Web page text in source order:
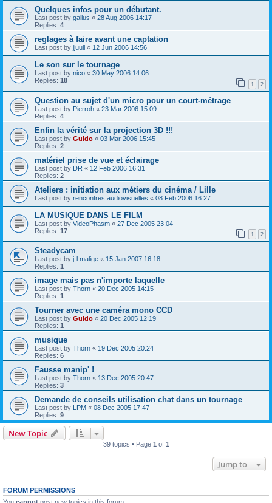
Quelques infos pour un débutant.
Last post by gallus « 28 Aug 2006 14:17
Replies: 4
reglages à faire avant une captation
Last post by jjuull « 12 Jun 2006 14:56
Le son sur le tournage
Last post by nico « 30 May 2006 14:06
Replies: 18 1 2
Question au sujet d'un micro pour un court-métrage
Last post by Pierroh « 23 Mar 2006 15:09
Replies: 4
Enfin la vérité sur la projection 3D !!!
Last post by Guido « 03 Mar 2006 15:45
Replies: 2
matériel prise de vue et éclairage
Last post by DR « 12 Feb 2006 16:31
Replies: 2
Ateliers : initiation aux métiers du cinéma / Lille
Last post by rencontres audiovisuelles « 08 Feb 2006 16:27
LA MUSIQUE DANS LE FILM
Last post by VideoPhasm « 27 Dec 2005 23:04
Replies: 17 1 2
Steadycam
Last post by j-l malige « 15 Jan 2007 16:18
Replies: 1
image mais pas n'importe laquelle
Last post by Thorn « 20 Dec 2005 14:15
Replies: 1
Tourner avec une caméra mono CCD
Last post by Guido « 20 Dec 2005 12:19
Replies: 1
musique
Last post by Thorn « 19 Dec 2005 20:24
Replies: 6
Fausse manip' !
Last post by Thorn « 13 Dec 2005 20:47
Replies: 3
Demande de conseils utilisation chat dans un tournage
Last post by LPM « 08 Dec 2005 17:47
Replies: 9
New Topic
39 topics • Page 1of 1
Jump to
FORUM PERMISSIONS